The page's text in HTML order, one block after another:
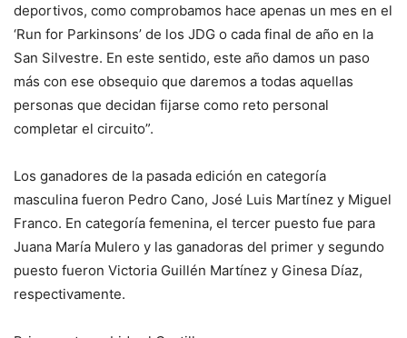
deportivos, como comprobamos hace apenas un mes en el
‘Run for Parkinsons’ de los JDG o cada final de año en la
San Silvestre. En este sentido, este año damos un paso
más con ese obsequio que daremos a todas aquellas
personas que decidan fijarse como reto personal
completar el circuito”.
Los ganadores de la pasada edición en categoría
masculina fueron Pedro Cano, José Luis Martínez y Miguel
Franco. En categoría femenina, el tercer puesto fue para
Juana María Mulero y las ganadoras del primer y segundo
puesto fueron Victoria Guillén Martínez y Ginesa Díaz,
respectivamente.